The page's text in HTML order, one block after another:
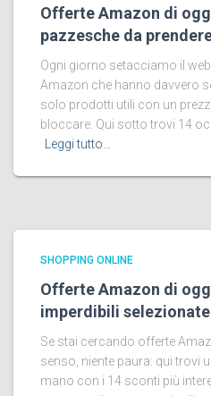
Offerte Amazon di
pazzesche da
Ogni giorno setacciamo il
Amazon che hanno davvero
solo prodotti utili con un
bloccare. Qui sotto trovi 14
Leggi tutto…
SHOPPING ONLINE
Offerte Amazon di
imperdibili
Se stai cercando offerte
senso, niente paura: qui trovi
mano con i 14 sconti più